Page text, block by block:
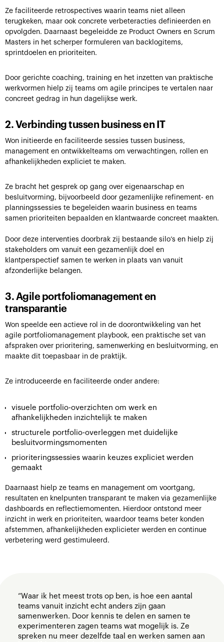
Ze faciliteerde retrospectives waarin teams niet alleen
terugkeken, maar ook concrete verbeteracties definieerden en
opvolgden. Daarnaast begeleidde ze Product Owners en Scrum
Masters in het scherper formuleren van backlogitems,
sprintdoelen en prioriteiten.
Door gerichte coaching, training en het inzetten van praktische
werkvormen hielp zij teams om agile principes te vertalen naar
concreet gedrag in hun dagelijkse werk.
2. Verbinding tussen business en IT
Won initieerde en faciliteerde sessies tussen business,
management en ontwikkelteams om verwachtingen, rollen en
afhankelijkheden expliciet te maken.
Ze bracht het gesprek op gang over eigenaarschap en
besluitvorming, bijvoorbeeld door gezamenlijke refinement- en
planningssessies te begeleiden waarin business en teams
samen prioriteiten bepaalden en klantwaarde concreet maakten.
Door deze interventies doorbrak zij bestaande silo’s en hielp zij
stakeholders om vanuit een gezamenlijk doel en
klantperspectief samen te werken in plaats van vanuit
afzonderlijke belangen.
3. Agile portfoliomanagement en
transparantie
Won speelde een actieve rol in de doorontwikkeling van het
agile portfoliomanagement playbook, een praktische set van
afspraken over prioritering, samenwerking en besluitvorming, en
maakte dit toepasbaar in de praktijk.
Ze introduceerde en faciliteerde onder andere:
visuele portfolio-overzichten om werk en
afhankelijkheden inzichtelijk te maken
structurele portfolio-overleggen met duidelijke
besluitvormingsmomenten
prioriteringssessies waarin keuzes expliciet werden
gemaakt
Daarnaast hielp ze teams en management om voortgang,
resultaten en knelpunten transparant te maken via gezamenlijke
dashboards en reflectiemomenten. Hierdoor ontstond meer
inzicht in werk en prioriteiten, waardoor teams beter konden
afstemmen, afhankelijkheden explicieter werden en continue
verbetering werd gestimuleerd.
“Waar ik het meest trots op ben, is hoe een aantal
teams vanuit inzicht echt anders zijn gaan
samenwerken. Door kennis te delen en samen te
experimenteren zagen teams wat mogelijk is. Ze
spreken nu meer dezelfde taal en werken samen aan